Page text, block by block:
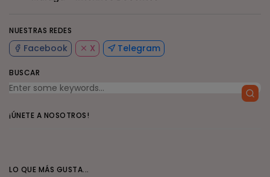
NUESTRAS REDES
Facebook X Telegram
BUSCAR
¡ÚNETE A NOSOTROS!
LO QUE MÁS GUSTA...